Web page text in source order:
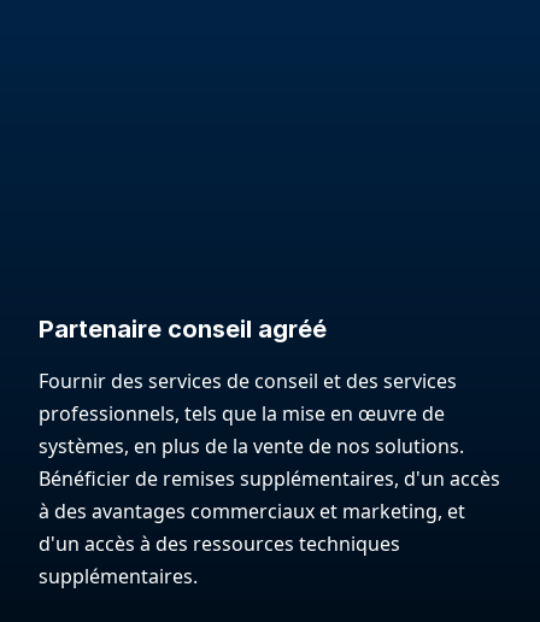
Partenaire conseil agréé
Fournir des services de conseil et des services
professionnels, tels que la mise en œuvre de
systèmes, en plus de la vente de nos solutions.
Bénéficier de remises supplémentaires, d'un accès
à des avantages commerciaux et marketing, et
d'un accès à des ressources techniques
supplémentaires.